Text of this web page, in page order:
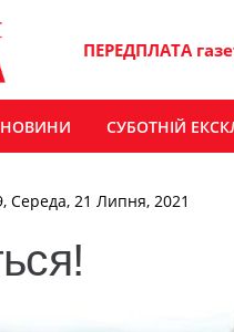
ПЕРЕДПЛАТА
НОВИНИ СУБОТНІЙ
Середа, 21 Липня, 2021